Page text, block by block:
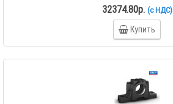
32374.80р. (с НДС)
Купить